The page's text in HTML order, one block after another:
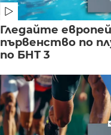
Гледайте
първенство по
по БНТ 3